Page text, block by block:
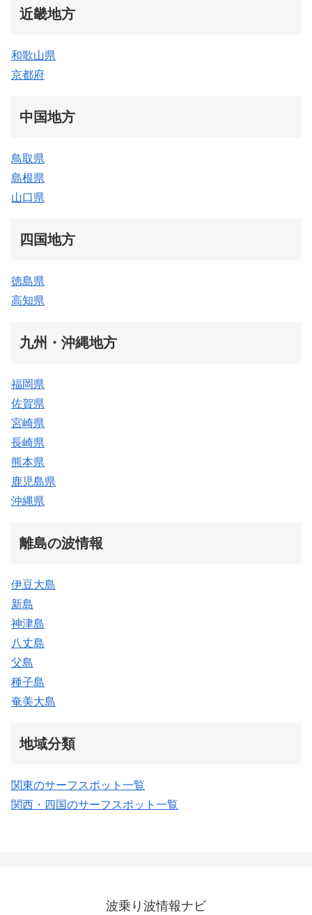
近畿地方
和歌山県
京都府
中国地方
鳥取県
島根県
山口県
四国地方
徳島県
高知県
九州・沖縄地方
福岡県
佐賀県
宮崎県
長崎県
熊本県
鹿児島県
沖縄県
離島の波情報
伊豆大島
新島
神津島
八丈島
父島
種子島
奄美大島
地域分類
関東のサーフスポット一覧
関西・四国のサーフスポット一覧
波乗り波情報ナビ